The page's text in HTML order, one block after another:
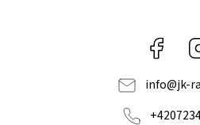
info@jk-